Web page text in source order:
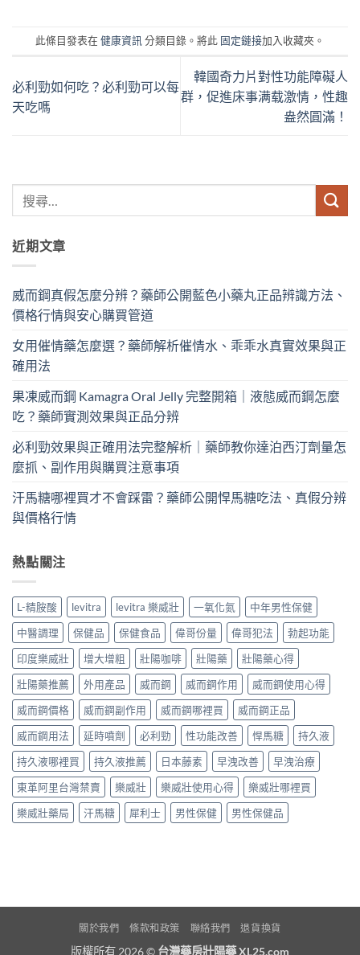
此條目發表在 健康資訊分類目錄。將此 固定鏈接加入收藏夾。
必利勁如何吃？必利勁可以每
天吃嗎
韓國奇力片對性功能障礙人
群，促進床事满载激情，性趣
盎然圓滿！
近期文章
威而鋼真假怎麼分辨？藥師公開藍色小藥丸正品辨識方法、
價格行情與安心購買管道
女用催情藥怎麼選？藥師解析催情水、乖乖水真實效果與正
確用法
果凍威而鋼 Kamagra Oral Jelly 完整開箱｜液態威而鋼怎麼
吃？藥師實測效果與正品分辨
必利勁效果與正確用法完整解析｜藥師教你達泊西汀劑量怎
麼抓、副作用與購買注意事項
汗馬糖哪裡買才不會踩雷？藥師公開悍馬糖吃法、真假分辨
與價格行情
熱點關注
L-精胺酸 levitra levitra 樂威壯 一氧化氮
中年男性保健
中醫調理
保健品 保健食品 偉哥份量 偉哥犯法
勃起功能
印度樂威壯
增大增粗 壯陽咖啡 壯陽藥
壯陽藥心得
壯陽藥推薦
外用產品 威而鋼 威而鋼作用
威而鋼使用心得
威而鋼價格
威而鋼副作用 威而鋼哪裡買
威而鋼正品
威而鋼用法
延時噴劑 必利勁 性功能改善 悍馬糖
持久液
持久液哪裡買
持久液推薦 日本藤素 早洩改善
早洩治療
東革阿里台灣禁賣
樂威壯 樂威壯使用心得
樂威壯哪裡買
樂威壯藥局
汗馬糖 犀利士 男性保健 男性保健品
關於我們 條款和政策 聯絡我們 退貨換貨
版權所有 2026 © 台灣藥房壯陽藥 XL25.com